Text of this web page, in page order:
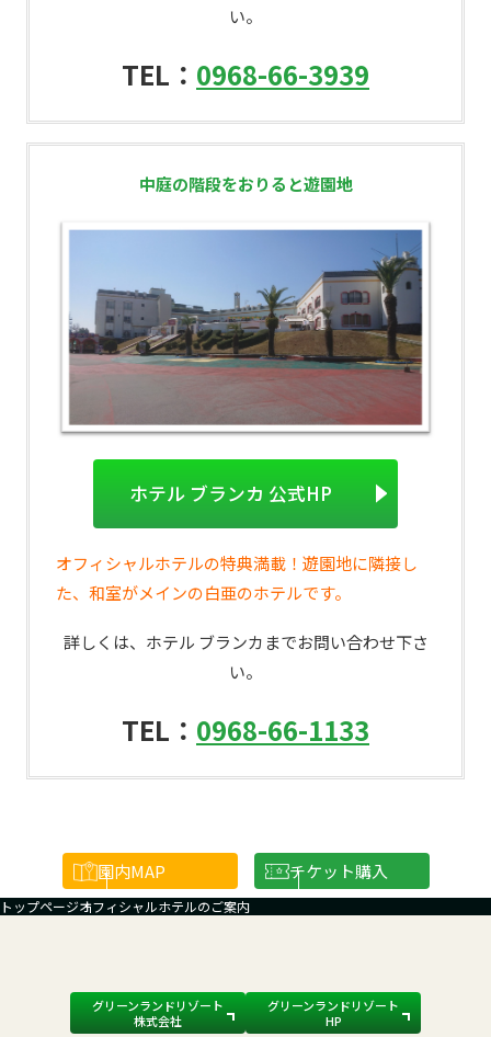
い。
TEL： 0968-66-3939
中庭の階段をおりると遊園地
ホテル ブランカ 公式HP
オフィシャルホテルの特典満載！遊園地に隣接し
た、和室がメインの白亜のホテルです。
詳しくは、ホテル ブランカまでお問い合わせ下さ
い。
TEL： 0968-66-1133
園内MAP チケット購入
トップページオフィシャルホテルのご案内
グリーンランドリゾート
株式会社
グリーンランドリゾート
HP